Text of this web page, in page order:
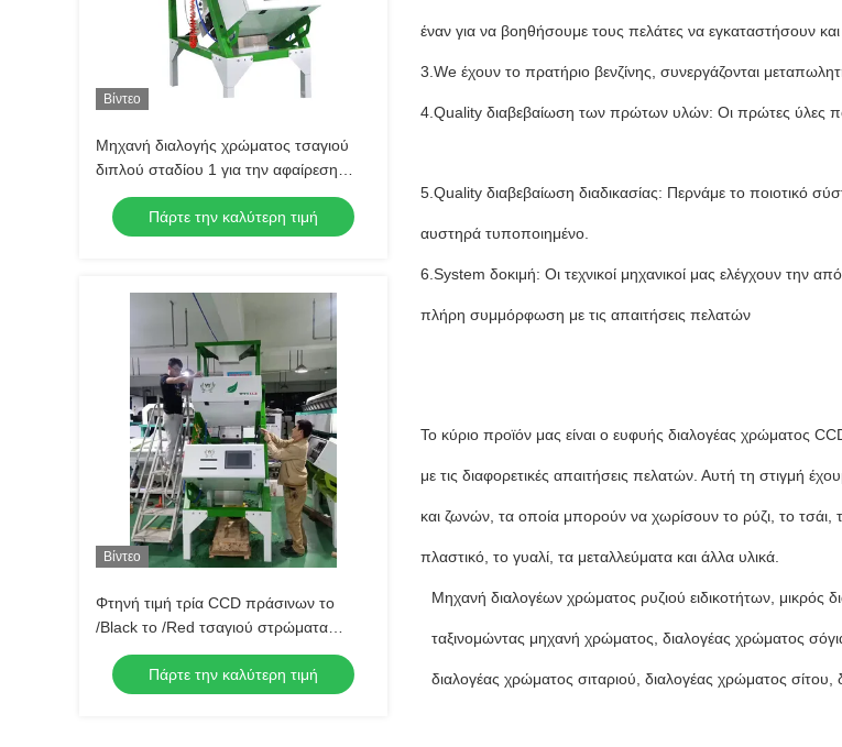
Βίντεο
Μηχανή διαλογής χρώματος τσαγιού
διπλού σταδίου 1 για την αφαίρεση
φύλλων και κλαδιών
Πάρτε την καλύτερη τιμή
Βίντεο
Φτηνή τιμή τρία CCD πράσινων το
/Black το /Red τσαγιού στρώματα
διαλογέων χρώματος και ταξινομώντας
μηχανή στη Σρι Λάνκα
Πάρτε την καλύτερη τιμή
έναν για να βοηθήσουμε τους πελάτες να εγκαταστήσουν και
3.We έχουν το πρατήριο βενζίνης, συνεργάζονται
4.Quality διαβεβαίωση των πρώτων υλών: Οι πρώτες ύλες
5.Quality διαβεβαίωση διαδικασίας: Περνάμε το ποιοτικό
αυστηρά τυποποιημένο.
6.System δοκιμή: Οι τεχνικοί μηχανικοί μας ελέγχουν την
πλήρη συμμόρφωση με τις απαιτήσεις πελατών
Το κύριο προϊόν μας είναι ο ευφυής διαλογέας χρώματος
με τις διαφορετικές απαιτήσεις πελατών. Αυτή τη
και ζωνών, τα οποία μπορούν να χωρίσουν το ρύζι, το τσάι,
πλαστικό, το γυαλί, τα μεταλλεύματα και άλλα υλικά.
Μηχανή διαλογέων χρώματος ρυζιού ειδικοτήτων, μικρός
ταξινομώντας μηχανή χρώματος, διαλογέας χρώματος
διαλογέας χρώματος σιταριού, διαλογέας χρώματος